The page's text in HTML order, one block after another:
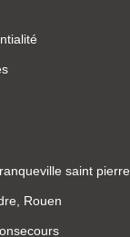
saint pierre
Rouen